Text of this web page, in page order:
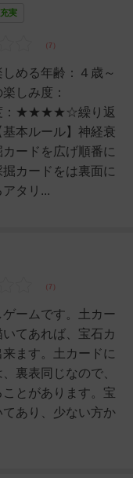
充実
める年齢：４歳～
しみ度：
：★★★★☆繰り返
本ルール】神経衰
ードを広げ順番に
カードをは裏面に
タリ...
ームです。土カー
てあれば、宝石カ
ます。土カードに
裏表同じなので、
とがあります。宝
あり、少ない方か